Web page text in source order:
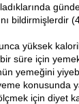
bildirmişlerdir
yüksek
süre için
yemeğini
konusunda
için diyet